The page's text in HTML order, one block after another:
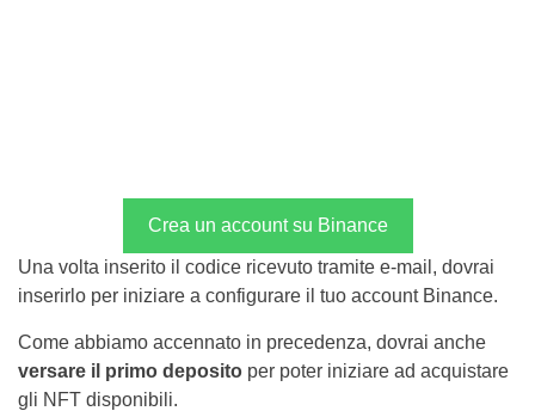
Crea un account su Binance
Una volta inserito il codice ricevuto tramite e-mail, dovrai
inserirlo per iniziare a configurare il tuo account Binance.
Come abbiamo accennato in precedenza, dovrai anche
versare il primo deposito per poter iniziare ad acquistare
gli NFT disponibili.